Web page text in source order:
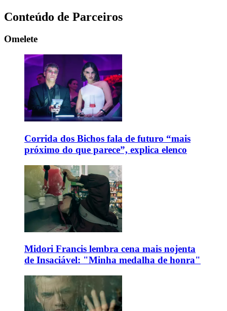
Conteúdo de Parceiros
Omelete
Corrida dos Bichos fala de futuro “mais
próximo do que parece”, explica elenco
Midori Francis lembra cena mais nojenta
de Insaciável: "Minha medalha de honra"